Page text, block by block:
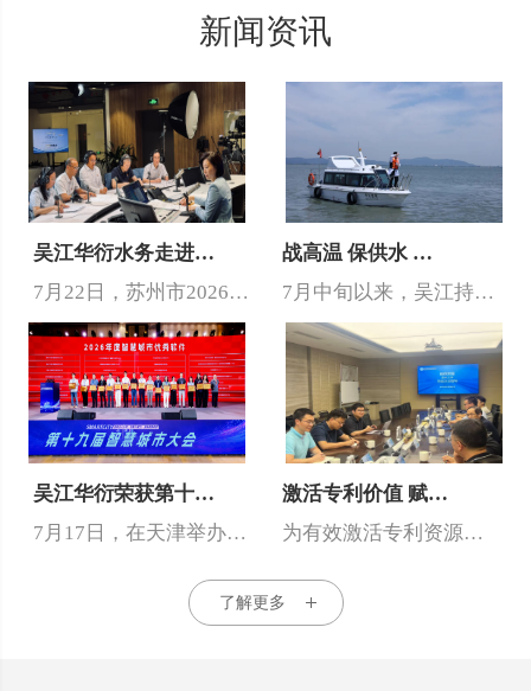
新闻资讯
吴江华衍水务走进…
7月22日，苏州市2026年度“政风行风热线”供水管理专场开播，…
战高温 保供水 …
7月中旬以来，吴江持续高温，单日供水量突破了62万吨。面对夏季高…
吴江华衍荣获第十…
7月17日，在天津举办的2026年第十九届智慧城市大会上，吴江华…
激活专利价值 赋…
为有效激活专利资源价值，切实推动专利成果向市场价值转化，近日，吴…
了解更多